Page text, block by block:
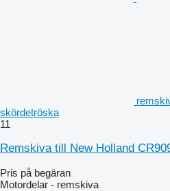
skördetröska
11
Remskiva till New Holland
Pris på begäran
Motordelar - remskiva